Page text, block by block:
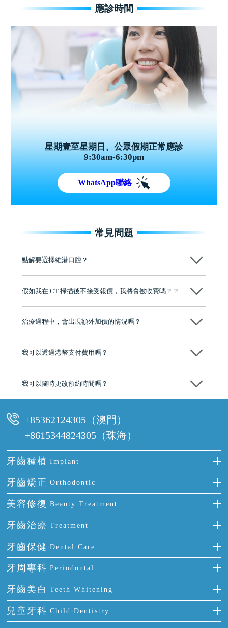
應診時間
星期壹至星期日、公眾假期正常應診
9:30am-6:30pm
WhatsApp聯絡
常見問題
點解要選擇維港口腔？
牌」、「2025香港企業領袖品牌」，是諾貝爾種植系統全球放心植牙中
至今已服務超過三十個國家和地區的顧客，受到粵港澳大灣區及周邊城
市市民極高的口碑評價及信任推薦 珠海、深圳設有八大分院，香港亦設
有咨詢及服務保障中心，有任何問題都可以隨時預約免費咨詢，讓人十
假如我在 CT 掃描後不接受報價，我將會被收費嗎？？
治療過程中，會出現額外加價的情況嗎？
不會，治療前我們會詳細說明治療方案及對應的價錢，顧客同意並簽字
我可以透過港幣支付費用嗎？
我可以隨時更改預約時間嗎？
+85362124305（澳門）
+8615344824305（珠海）
牙齒種植 Implant
種牙
單顆牙缺失
門牙缺失
多顆牙缺失
半口缺失
全口缺失
牙齒矯正 Orthodontic
隱形箍牙
前牙反頜
牙齒擁擠
牙齒前突
牙齒稀疏
美容修復 Beauty Treatment
全瓷牙
烤瓷牙
氟斑牙
四環素牙
活動假牙
牙貼面
牙齒治療 Treatment
補牙
智齒
根管治療
拔牙
牙痛
牙齒保健 Dental Care
正確刷牙
全國愛牙日
預防牙病
牙科通識
牙周專科 Periodontal
牙周炎
牙齦出血
牙齦炎
牙齒美白 Teeth Whitening
冷光美白
兒童牙科 Child Dentistry